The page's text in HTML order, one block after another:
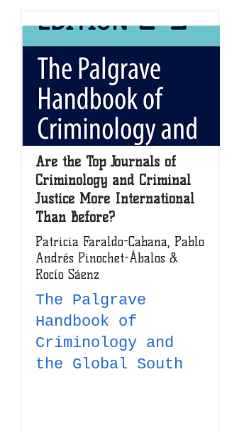
Are the Top Journals of
Criminology and Criminal
Justice More International
Than Before?
Patricia Faraldo-Cabana, Pablo
Andrés Pinochet-Ábalos &
Rocío Sáenz
The Palgrave
Handbook of
Criminology and
the Global South